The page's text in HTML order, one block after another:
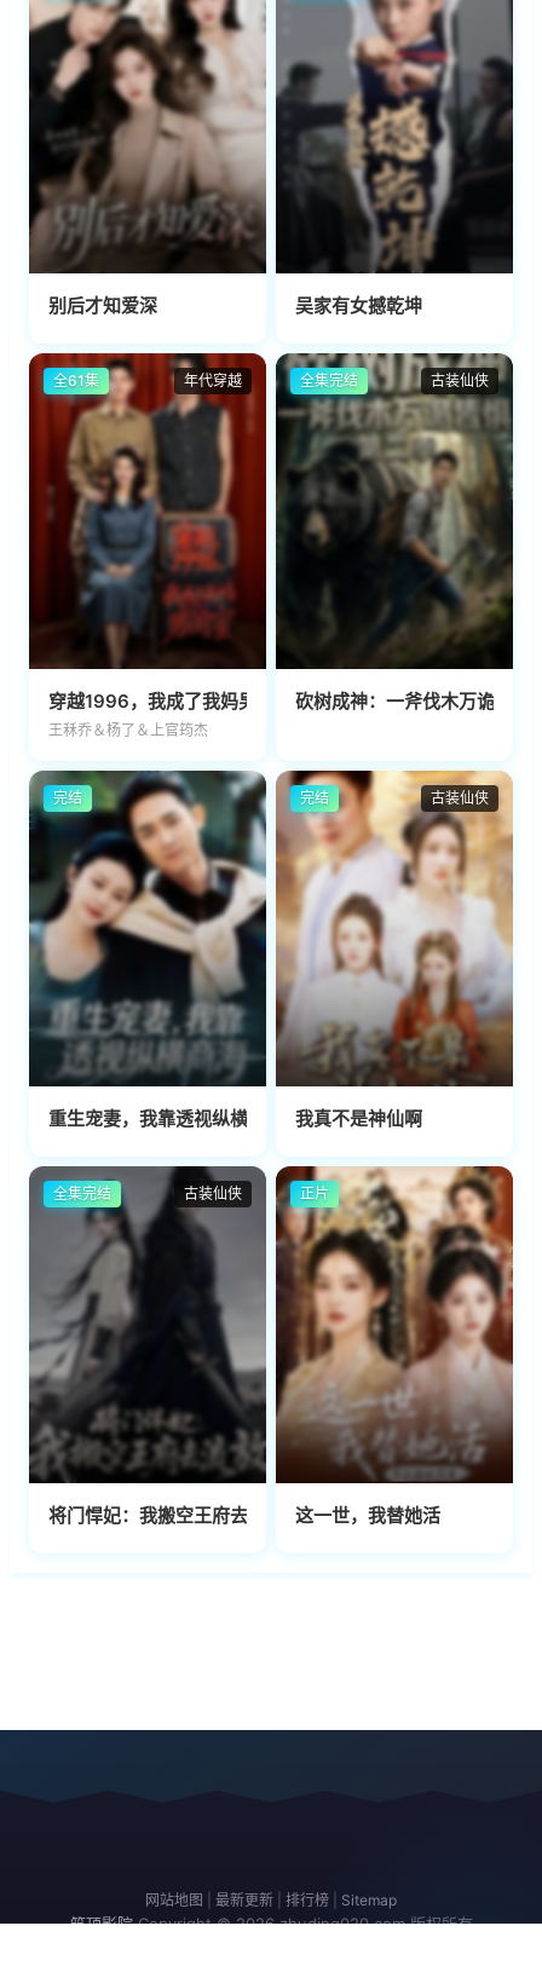
别后才知爱深 吴家有女撼乾坤
年代穿越
全61集
穿越1996，我成了我妈男闺蜜
王秝乔＆杨了＆上官筠杰
古装仙侠
全集完结
砍树成神：一斧伐木万诡皆惧
完结
重生宠妻，我靠透视纵横商海
古装仙侠
完结
我真不是神仙啊
古装仙侠
全集完结
将门悍妃：我搬空王府去流放
正片
这一世，我替她活
网站地图 最新更新 排行榜 Sitemap
筑顶影院 Copyright © 2026 zhuding020.com 版权所有